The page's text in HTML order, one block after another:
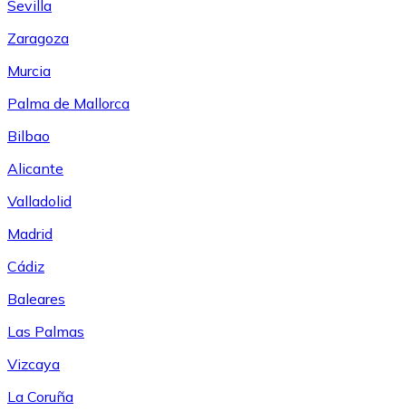
Sevilla
Zaragoza
Murcia
Palma de Mallorca
Bilbao
Alicante
Valladolid
Madrid
Cádiz
Baleares
Las Palmas
Vizcaya
La Coruña